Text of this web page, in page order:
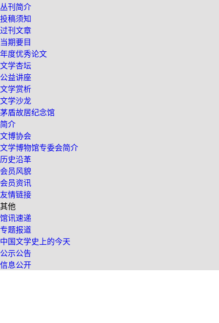
丛刊简介
投稿须知
过刊文章
当期要目
年度优秀论文
文学杏坛
公益讲座
文学赏析
文学沙龙
茅盾故居纪念馆
简介
文博协会
文学博物馆专委会简介
历史沿革
会员风貌
会员资讯
友情链接
其他
馆讯速递
专题报道
中国文学史上的今天
公示公告
信息公开